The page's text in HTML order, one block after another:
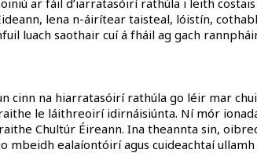
ar fáil d’iarratasóirí rathúla i leith
lena n-áirítear taisteal, lóistín,
luach saothair cuí á fháil ag gach
cinn na hiarratasóirí rathúla go léir mar
le láithreoirí idirnáisiúnta. Ní mór
Chultúr Éireann. Ina theannta sin,
mbeidh ealaíontóirí agus cuideachtaí ullamh